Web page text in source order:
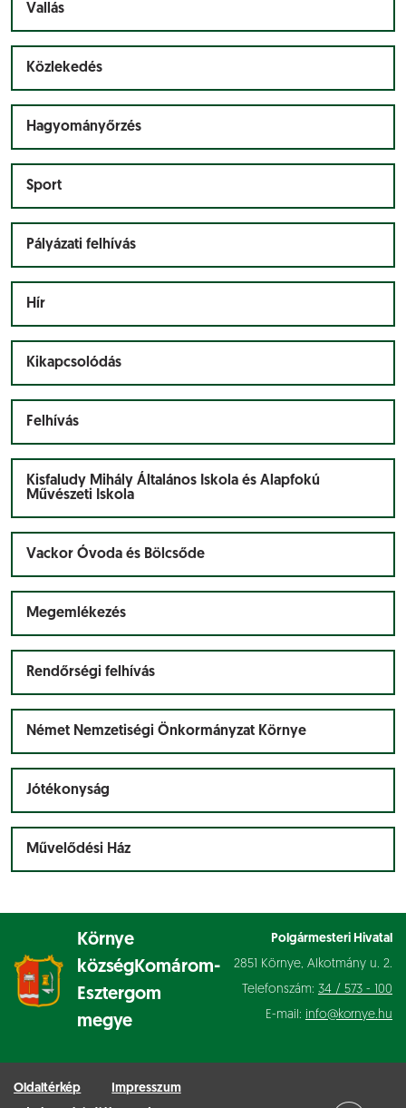
Vallás
Közlekedés
Hagyományőrzés
Sport
Pályázati felhívás
Hír
Kikapcsolódás
Felhívás
Kisfaludy Mihály Általános Iskola és Alapfokú
Művészeti Iskola
Vackor Óvoda és Bölcsőde
Megemlékezés
Rendőrségi felhívás
Német Nemzetiségi Önkormányzat Környe
Jótékonyság
Művelődési Ház
Környe
községKomárom-
Esztergom
megye
Polgármesteri Hivatal
2851 Környe, Alkotmány u. 2.
Telefonszám: 34 / 573 - 100
E-mail: info@kornye.hu
Oldaltérkép
Impresszum